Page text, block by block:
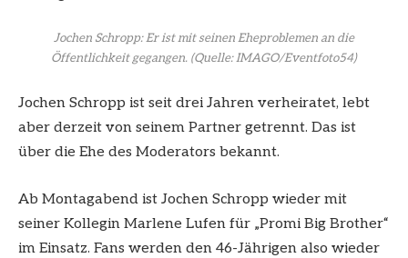
Jochen Schropp: Er ist mit seinen Eheproblemen an die
Öffentlichkeit gegangen. (Quelle: IMAGO/Eventfoto54)
Jochen Schropp ist seit drei Jahren verheiratet, lebt
aber derzeit von seinem Partner getrennt. Das ist
über die Ehe des Moderators bekannt.
Ab Montagabend ist Jochen Schropp wieder mit
seiner Kollegin Marlene Lufen für „Promi Big Brother“
im Einsatz. Fans werden den 46-Jährigen also wieder